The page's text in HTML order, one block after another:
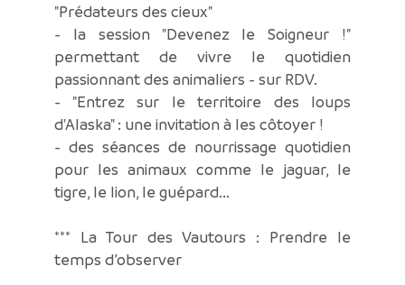
"Prédateurs des cieux"
- la session "Devenez le Soigneur !"
permettant de vivre le quotidien
passionnant des animaliers - sur RDV.
- "Entrez sur le territoire des loups
d'Alaska" : une invitation à les côtoyer !
- des séances de nourrissage quotidien
pour les animaux comme le jaguar, le
tigre, le lion, le guépard...
*** La Tour des Vautours : Prendre le
temps d’observer